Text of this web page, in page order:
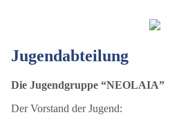
Jugendabteilung
Die Jugendgruppe “NEOLAIA”
Der Vorstand der Jugend: